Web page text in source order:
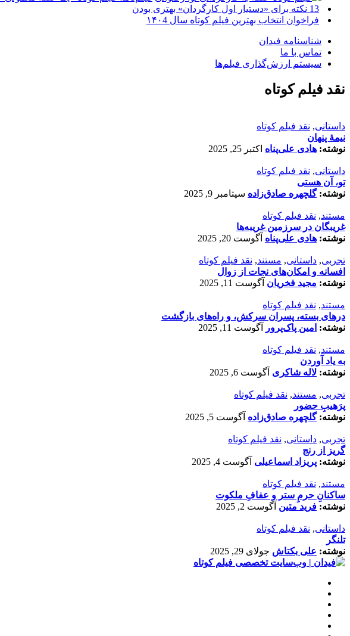
13 نکته برای «دستیار اول کارگردان» بهتری بودن
فراخوان انتخاب بهترین فیلم کوتاه سال ۱۴۰4
شناسنامه فیدان
تماس با ما
سیستم ارزش‌گذاری فیلم‌ها
نقد فیلم کوتاه
داستانی, نقد فیلم کوتاه
نیمۀ پنهان
نوشته: هادی علی‌پناه اکتبر 25, 2025
داستانی, نقد فیلم کوتاه
تو، آن هستی
نوشته:گلچهره صادق‌زاده سپتامبر 9, 2025
مستند, نقد فیلم کوتاه
غریبگان در سرزمین غریبه‌ها
نوشته: هادی علی‌پناه آگوست 20, 2025
تجربی, داستانی, مستند, نقد فیلم کوتاه
افسانه‌ و امکان‌های نجات از زوال
نوشته: مجید فخریان آگوست 11, 2025
مستند, نقد فیلم کوتاه
درهای بسته، پسران سرکش، و راه‌های بازگشت
نوشته: امین پاک‌پرور آگوست 11, 2025
مستند, نقد فیلم کوتاه
به یاد آوردن
نوشته: لاله شاکری آگوست 6, 2025
تجربی, مستند, نقد فیلم کوتاه
پرَهیب‌ِ حضور
نوشته:گلچهره صادق‌زاده آگوست 5, 2025
تجربی, داستانی, نقد فیلم کوتاه
گریز از رنج
نوشته: پریزاد اسماعیلی آگوست 4, 2025
مستند, نقد فیلم کوتاه
ساکنانِ حرمِ ستر و عفافِ ملکوت
نوشته: فرید متین آگوست 2, 2025
داستانی, نقد فیلم کوتاه
تلنگر
نوشته: علی بکتاش جولای 29, 2025